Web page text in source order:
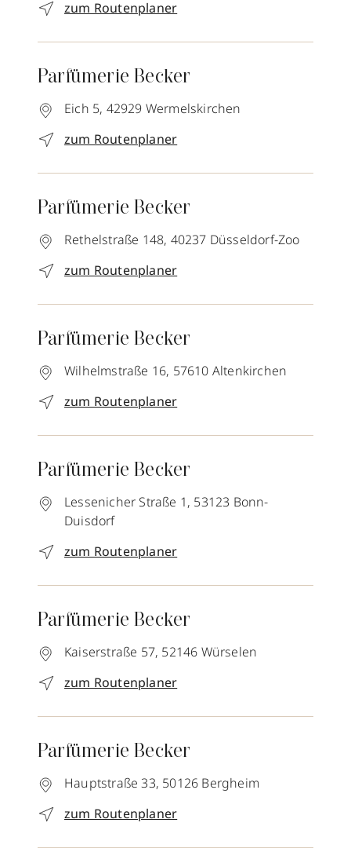
zum Routenplaner
Parfümerie Becker
Eich 5, 42929 Wermelskirchen
zum Routenplaner
Parfümerie Becker
Rethelstraße 148, 40237 Düsseldorf-Zoo
zum Routenplaner
Parfümerie Becker
Wilhelmstraße 16, 57610 Altenkirchen
zum Routenplaner
Parfümerie Becker
Lessenicher Straße 1, 53123 Bonn-
Duisdorf
zum Routenplaner
Parfümerie Becker
Kaiserstraße 57, 52146 Würselen
zum Routenplaner
Parfümerie Becker
Hauptstraße 33, 50126 Bergheim
zum Routenplaner